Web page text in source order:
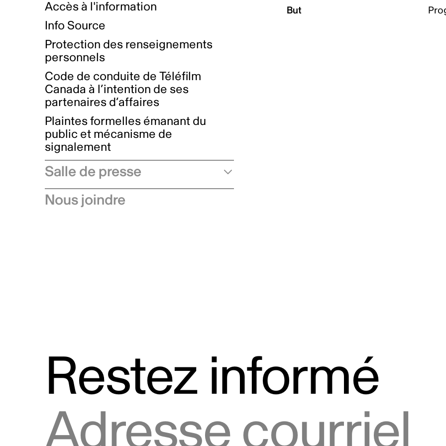
Accès à l'information
Info Source
Protection des renseignements
personnels
Code de conduite de Téléfilm
Canada à l’intention de ses
partenaires d’affaires
Plaintes formelles émanant du
public et mécanisme de
signalement
Salle de presse
Communiqués de presse
Nous joindre
But
Restez informé